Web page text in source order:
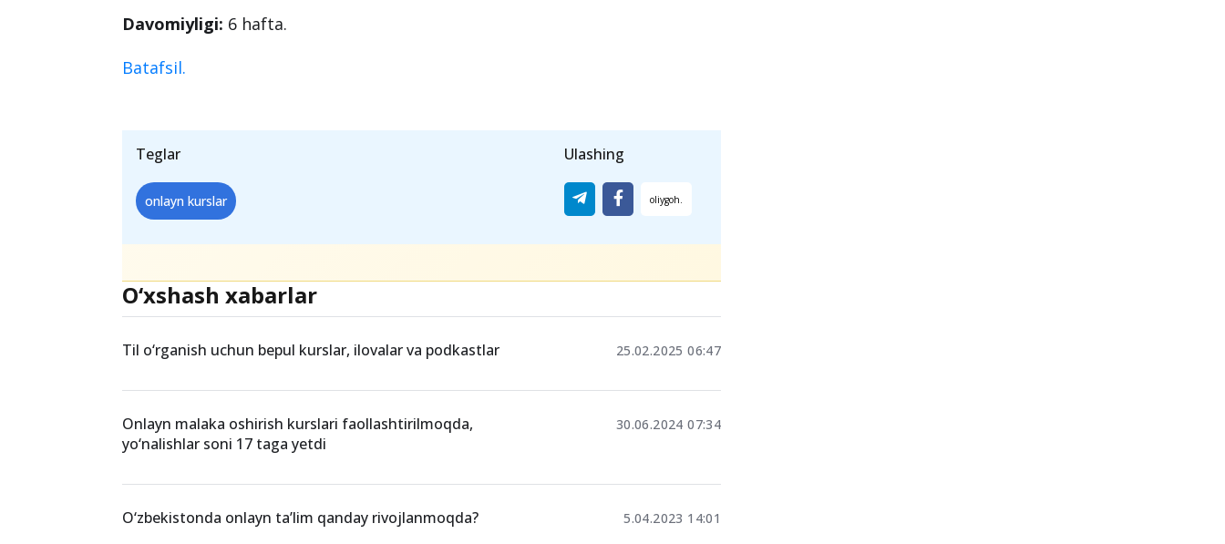
Dasturga quyidagilar kiradi:
videolar shaklida taqdim etiladi.
Davomiyligi:
Batafsil.
Teglar Ulashing
O‘xshash xabarlar
Til o‘rganish uchun bepul kurslar, ilovalar va podkastlar 25.02.2025 06:47